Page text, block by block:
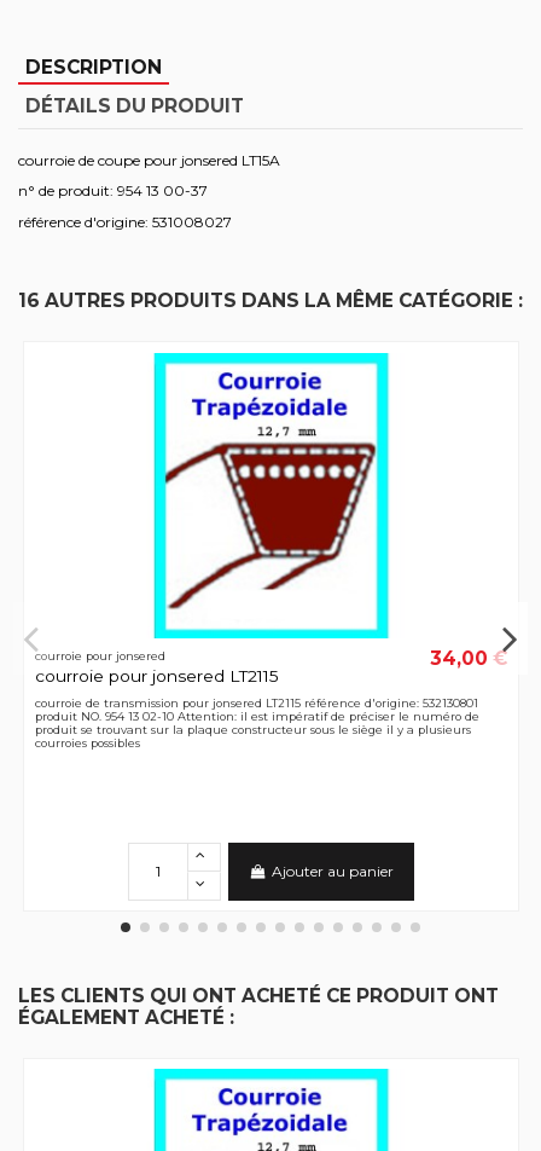
DESCRIPTION
DÉTAILS DU PRODUIT
courroie de coupe pour jonsered LT15A
n° de produit: 954 13 00-37
référence d'origine: 531008027
16 AUTRES PRODUITS DANS LA MÊME CATÉGORIE :
courroie pour jonsered
courroie pour jonsered LT2115
34,00 €
courroie de transmission pour jonsered LT2115 référence d'origine: 532130801
produit NO. 954 13 02-10 Attention: il est impératif de préciser le numéro de
produit se trouvant sur la plaque constructeur sous le siège il y a plusieurs
courroies possibles
Ajouter au panier
LES CLIENTS QUI ONT ACHETÉ CE PRODUIT ONT
ÉGALEMENT ACHETÉ :